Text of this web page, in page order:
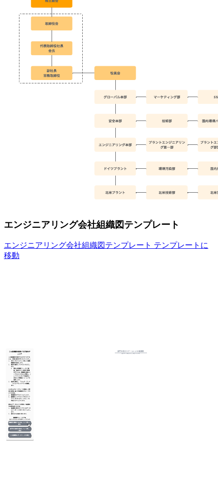
エンジニアリング会社組織図テンプレート
エンジニアリング会社組織図テンプレート テンプレートに
移動